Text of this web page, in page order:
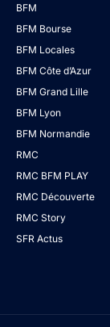
BFM
BFM Bourse
BFM Locales
BFM Côte d’Azur
BFM Grand Lille
BFM Lyon
BFM Normandie
RMC
RMC BFM PLAY
RMC Découverte
RMC Story
SFR Actus